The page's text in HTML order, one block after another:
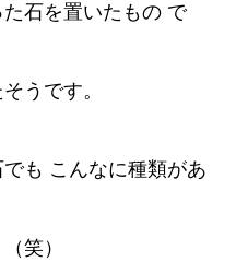
石を置いたもの で
うです。
も こんなに種類があ
笑）